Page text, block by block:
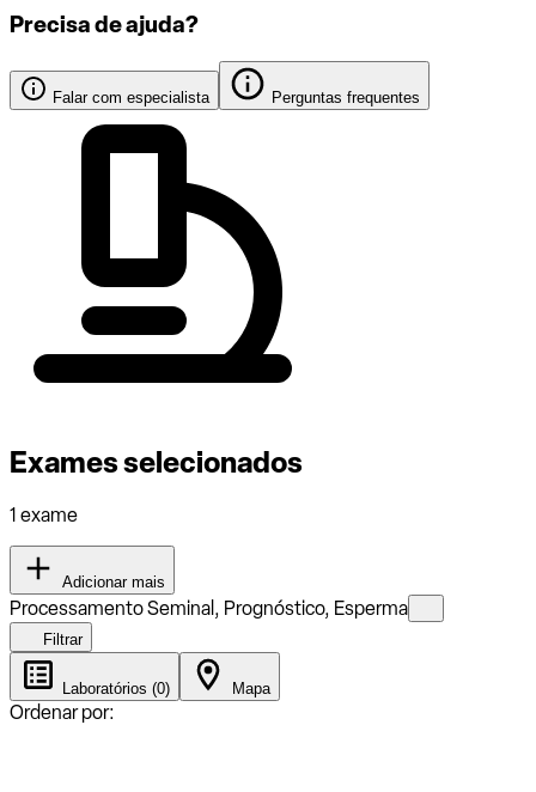
Precisa de ajuda?
Falar com especialista Perguntas frequentes
Exames selecionados
1 exame
Adicionar mais
Processamento Seminal, Prognóstico, Esperma
Filtrar
Laboratórios (0) Mapa
Ordenar por: